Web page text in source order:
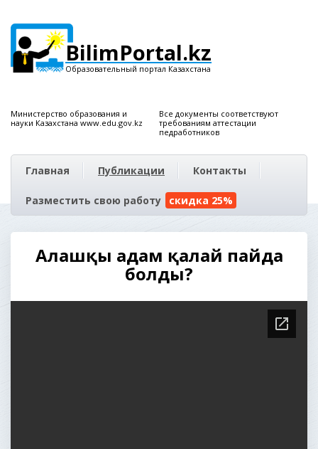
BilimPortal.kz
Образовательный портал Казахстана
Министерство образования и
науки Казахстана www.edu.gov.kz
Все документы соответствуют
требованиям аттестации
педработников
Главная Публикации Контакты
Разместить свою работу скидка 25%
Алғашқы адам қалай пайда
болды?